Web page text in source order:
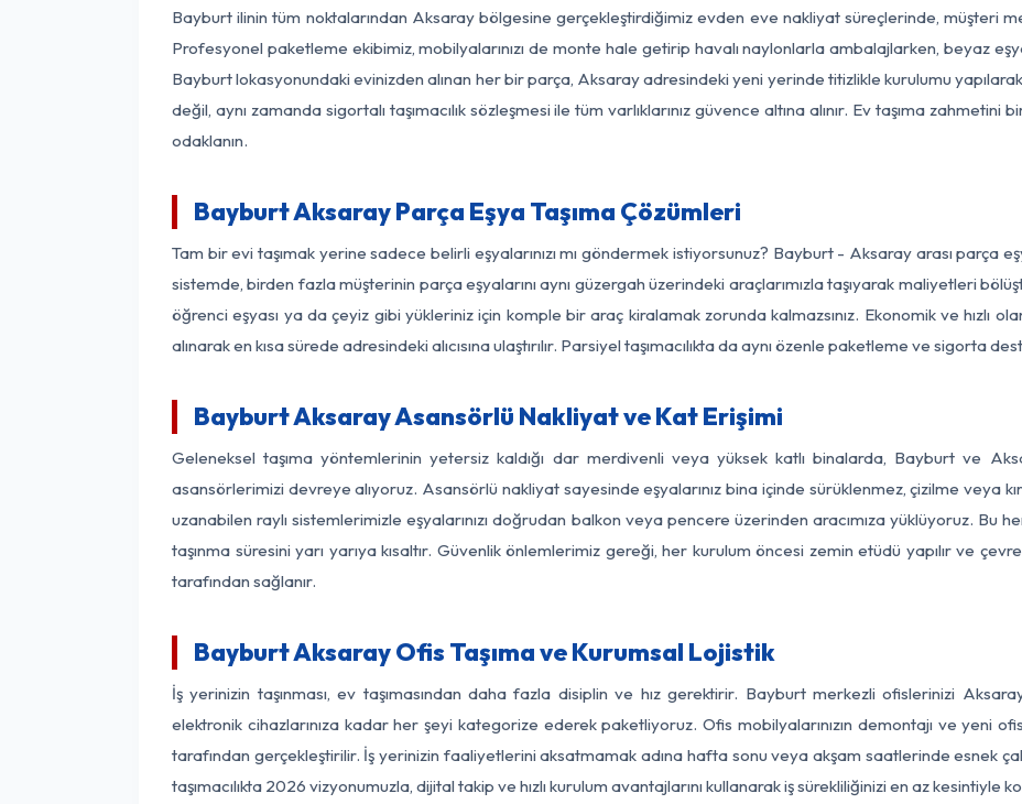
Bayburt ilinin tüm noktalarından Aksaray bölgesine gerçekleştirdiğimiz evden eve nakliyat süreçlerinde, müşteri
Profesyonel paketleme ekibimiz, mobilyalarınızı de monte hale getirip havalı naylonlarla ambalajlarken, beyaz
Bayburt lokasyonundaki evinizden alınan her bir parça, Aksaray adresindeki yeni yerinde titizlikle kurulumu
değil, aynı zamanda sigortalı taşımacılık sözleşmesi ile tüm varlıklarınız güvence altına alınır. Ev taşıma zahmetini
odaklanın.
Bayburt Aksaray Parça Eşya Taşıma Çözümleri
Tam bir evi taşımak yerine sadece belirli eşyalarınızı mı göndermek istiyorsunuz? Bayburt - Aksaray arası parça
sistemde, birden fazla müşterinin parça eşyalarını aynı güzergah üzerindeki araçlarımızla taşıyarak maliyetleri
öğrenci eşyası ya da çeyiz gibi yükleriniz için komple bir araç kiralamak zorunda kalmazsınız. Ekonomik ve hızlı
alınarak en kısa sürede adresindeki alıcısına ulaştırılır. Parsiyel taşımacılıkta da aynı özenle paketleme ve sigorta
Bayburt Aksaray Asansörlü Nakliyat ve Kat Erişimi
Geleneksel taşıma yöntemlerinin yetersiz kaldığı dar merdivenli veya yüksek katlı binalarda, Bayburt ve
asansörlerimizi devreye alıyoruz. Asansörlü nakliyat sayesinde eşyalarınız bina içinde sürüklenmez, çizilme veya
uzanabilen raylı sistemlerimizle eşyalarınızı doğrudan balkon veya pencere üzerinden aracımıza yüklüyoruz. Bu
taşınma süresini yarı yarıya kısaltır. Güvenlik önlemlerimiz gereği, her kurulum öncesi zemin etüdü yapılır ve
tarafından sağlanır.
Bayburt Aksaray Ofis Taşıma ve Kurumsal Lojistik
İş yerinizin taşınması, ev taşımasından daha fazla disiplin ve hız gerektirir. Bayburt merkezli ofislerinizi
elektronik cihazlarınıza kadar her şeyi kategorize ederek paketliyoruz. Ofis mobilyalarınızın demontajı ve yeni
tarafından gerçekleştirilir. İş yerinizin faaliyetlerini aksatmamak adına hafta sonu veya akşam saatlerinde esnek
taşımacılıkta 2026 vizyonumuzla, dijital takip ve hızlı kurulum avantajlarını kullanarak iş sürekliliğinizi en az kesintiyle